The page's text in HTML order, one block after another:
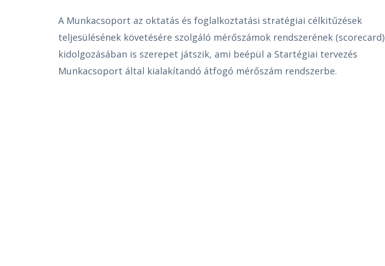
A Munkacsoport az oktatás és foglalkoztatási stratégiai célkitűzések
teljesülésének követésére szolgáló mérőszámok rendszerének (scorecard)
kidolgozásában is szerepet játszik, ami beépül a Startégiai tervezés
Munkacsoport által kialakítandó átfogó mérőszám rendszerbe.